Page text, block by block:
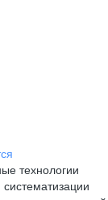
технологии